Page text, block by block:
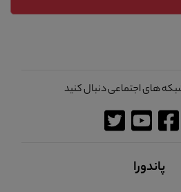
های اجتماعی دنبال کنید
پاندورا